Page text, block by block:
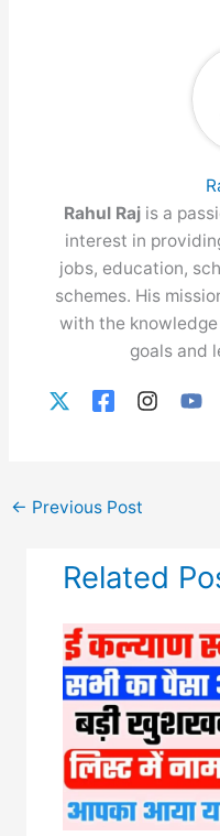
Rahul Raj is a
interest in
jobs, education,
schemes. His
with the
goals and
← Previous Post
Related